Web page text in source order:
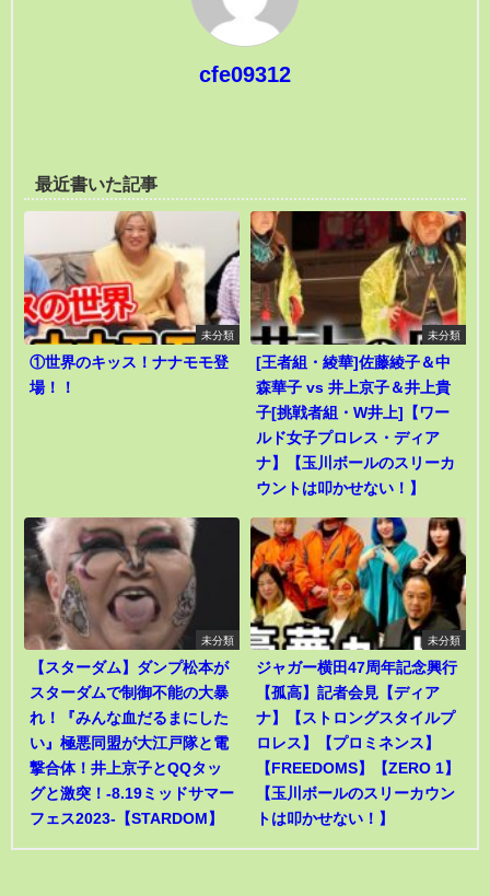
cfe09312
最近書いた記事
未分類
①世界のキッス！ナナモモ登
場！！
未分類
[王者組・綾華]佐藤綾子＆中
森華子 vs 井上京子＆井上貴
子[挑戦者組・W井上]【ワー
ルド女子プロレス・ディア
ナ】【玉川ボールのスリーカ
ウントは叩かせない！】
未分類
【スターダム】ダンプ松本が
スターダムで制御不能の大暴
れ！『みんな血だるまにした
い』極悪同盟が大江戸隊と電
撃合体！井上京子とQQタッ
グと激突！-8.19ミッドサマー
フェス2023-【STARDOM】
未分類
ジャガー横田47周年記念興行
【孤高】記者会見【ディア
ナ】【ストロングスタイルプ
ロレス】【プロミネンス】
【FREEDOMS】【ZERO 1】
【玉川ボールのスリーカウン
トは叩かせない！】